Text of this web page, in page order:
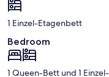
1 Einzel-Etagenbett
Bedroom
1 Queen-Bett und 1 Einzel-